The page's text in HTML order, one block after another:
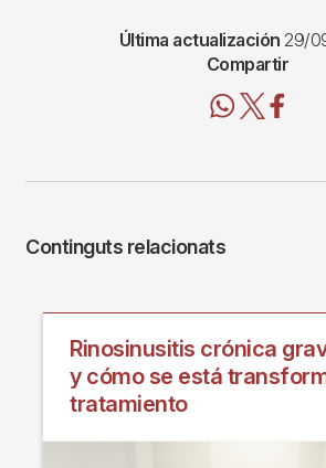
Última actualización 29/
Compartir
Continguts relacionats
Rinosinusitis crónica
y cómo se está
tratamiento